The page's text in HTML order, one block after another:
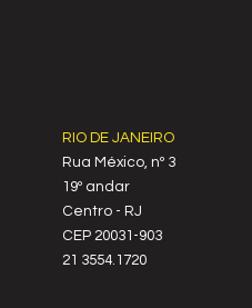
RIO DE JANEIRO
Rua México, nº 3
19º andar
Centro - RJ
CEP 20031-903
21 3554.1720